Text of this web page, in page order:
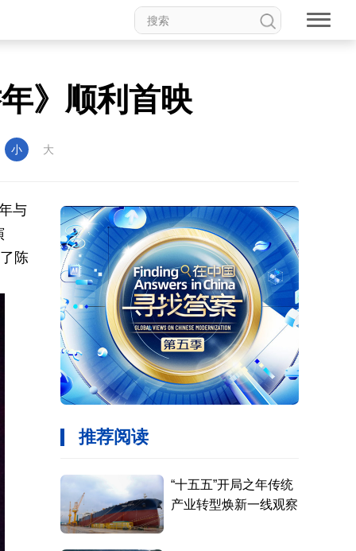
》顺利首映
小 大
与
陈